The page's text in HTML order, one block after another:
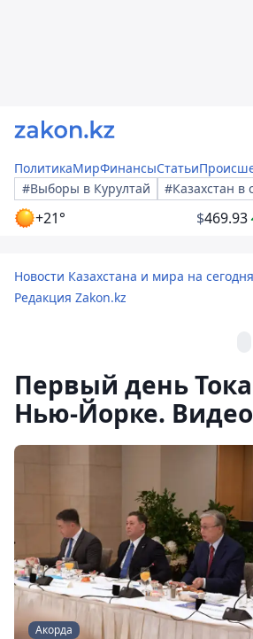
ПолитикаМирФинансыСтатьи
#Выборы в Курултай
#Казахстан в
+21° $469.93
Новости Казахстана и мира на сегодня
Редакция Zakon.kz
Первый день
Нью-Йорке. Видео
Акорда